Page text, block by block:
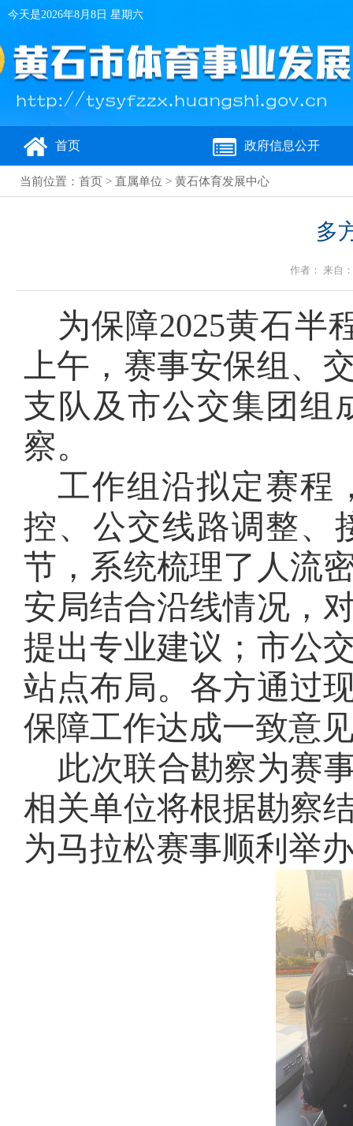
今天是2026年8月8日 星期六
首页 政府信息公开
当前位置： 首页 > 直属单位 > 黄石体育发展中心
多
作者： 来自
为保障2025黄石半
上午，赛事安保组、
支队及市公交集团组
察。
工作组沿拟定赛程
控、公交线路调整、
节，系统梳理了人流
安局结合沿线情况，
提出专业建议；市公
站点布局。各方通过
保障工作达成一致意
此次联合勘察为赛
相关单位将根据勘察
为马拉松赛事顺利举